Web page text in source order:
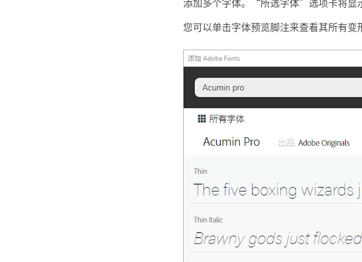
您可以单击字体预览脚注来查看其所有变